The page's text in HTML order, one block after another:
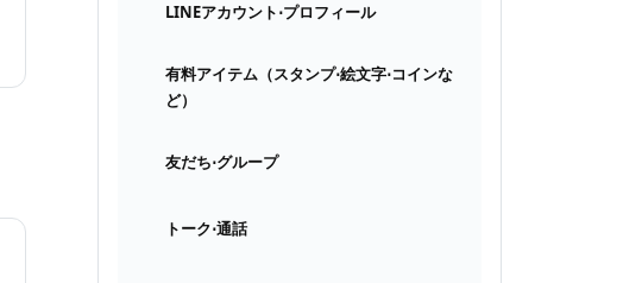
LINEアカウント⋅プロフィール
有料アイテム（スタンプ⋅絵文字⋅コインな
ど）
友だち⋅グループ
トーク⋅通話